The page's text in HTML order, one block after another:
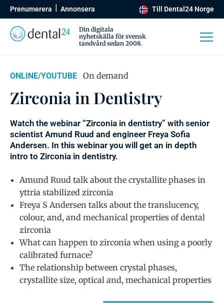
Prenumerera Annonsera Till Dental24 Norge
Din digitala
nyhetskälla för svensk
tandvård sedan 2008.
ONLINE/YOUTUBE On demand
Zirconia in Dentistry
Watch the webinar “Zirconia in dentistry” with senior
scientist Amund Ruud and engineer Freya Sofia
Andersen. In this webinar you will get an in depth
intro to Zirconia in dentistry.
Amund Ruud talk about the crystallite phases in
yttria stabilized zirconia
Freya S Andersen talks about the translucency,
colour, and, and mechanical properties of dental
zirconia
What can happen to zirconia when using a poorly
calibrated furnace?
The relationship between crystal phases,
crystallite size, optical and, mechanical properties